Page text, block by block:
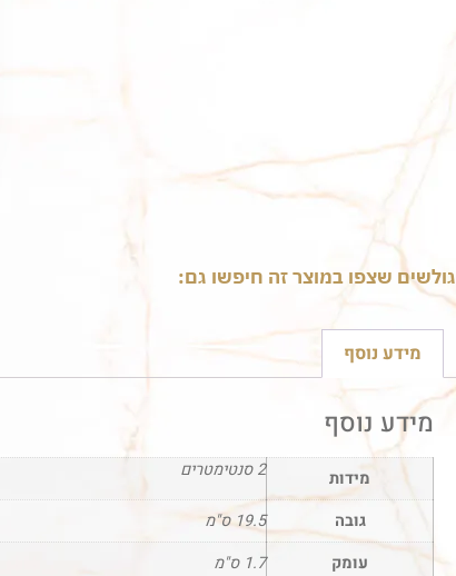
גולשים שצפו במוצר זה חיפשו גם:
מידע נוסף
מידע נוסף
מידות 2 סנטימטרים
גובה
19.5 ס"מ
עומק
1.7 ס"מ